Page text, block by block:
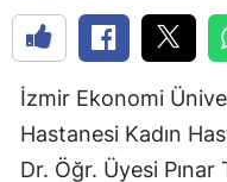
İzmir Ekonomi
Hastanesi Kadın
Dr. Öğr. Üyesi